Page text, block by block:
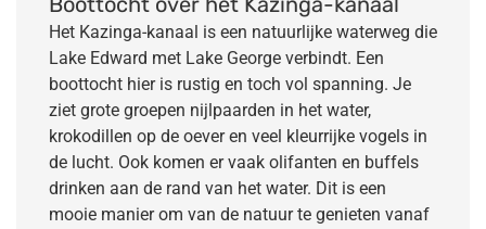
Het Kazinga-kanaal is een natuurlijke waterweg die
Lake Edward met Lake George verbindt. Een
boottocht hier is rustig en toch vol spanning. Je
ziet grote groepen nijlpaarden in het water,
krokodillen op de oever en veel kleurrijke vogels in
de lucht. Ook komen er vaak olifanten en buffels
drinken aan de rand van het water. Dit is een
mooie manier om van de natuur te genieten vanaf